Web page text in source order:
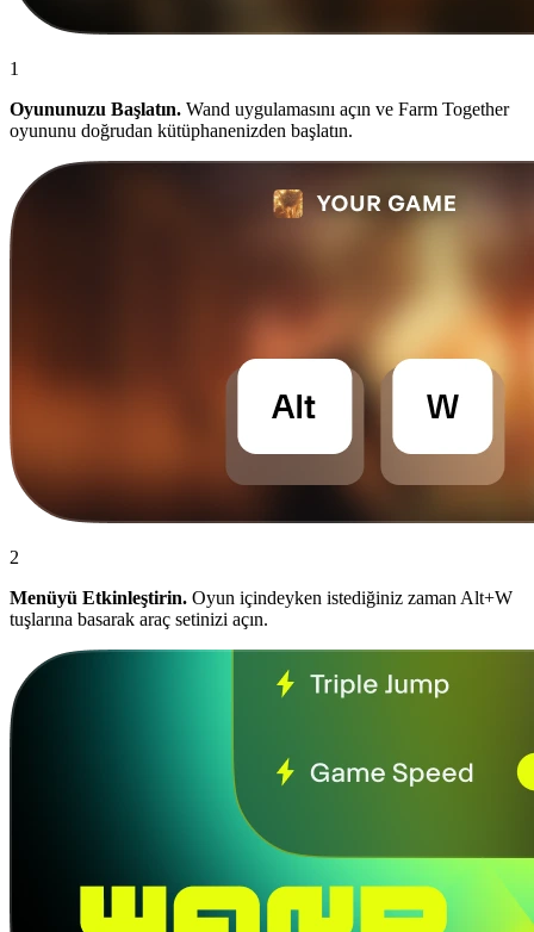
1
Oyununuzu Başlatın. Wand uygulamasını açın ve Farm Together
oyununu doğrudan kütüphanenizden başlatın.
2
Menüyü Etkinleştirin. Oyun içindeyken istediğiniz zaman Alt+W
tuşlarına basarak araç setinizi açın.